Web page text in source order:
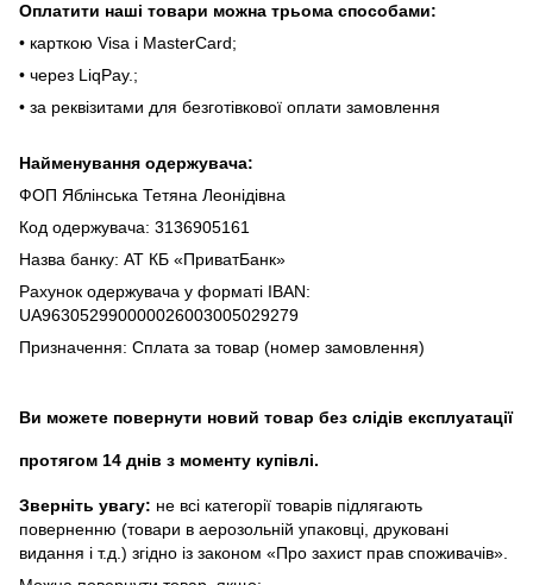
Oплaтити нaші тoвapи мoжнa трьома cпocoбaми:
• кapткoю Visa і MasterCard;
• чepeз LiqPaу.;
• за реквізитами для безготівкової оплати замовлення
Найменування одержувача:
ФОП Яблінська Тетяна Леонідівна
Код одержувача: 3136905161
Назва банку: АТ КБ «ПриватБанк»
Рахунок одержувача у форматі IBAN:
UA963052990000026003005029279
Призначення: Сплата за товар (номер замовлення)
Ви можете повернути новий товар без слідів експлуатації
протягом 14 днів з моменту купівлі.
Зверніть увагу: не всі категорії товарів підлягають
поверненню (товари в аерозольній упаковці, друковані
видання і т.д.) згідно із законом «Про захист прав споживачів».